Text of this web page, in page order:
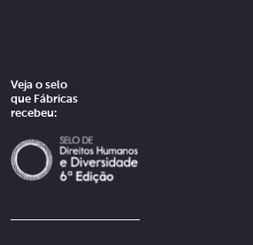
Veja o selo
que Fábricas
recebeu: